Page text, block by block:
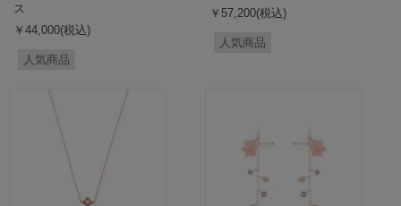
ス
￥44,000(税込)
人気商品
￥57,200(税込)
人気商品